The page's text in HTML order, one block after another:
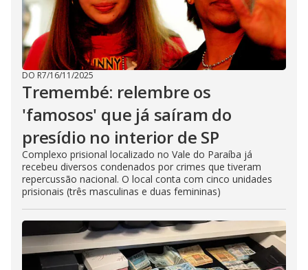
DO R7/16/11/2025
Tremembé: relembre os
'famosos' que já saíram do
presídio no interior de SP
Complexo prisional localizado no Vale do Paraíba já
recebeu diversos condenados por crimes que tiveram
repercussão nacional. O local conta com cinco unidades
prisionais (três masculinas e duas femininas)